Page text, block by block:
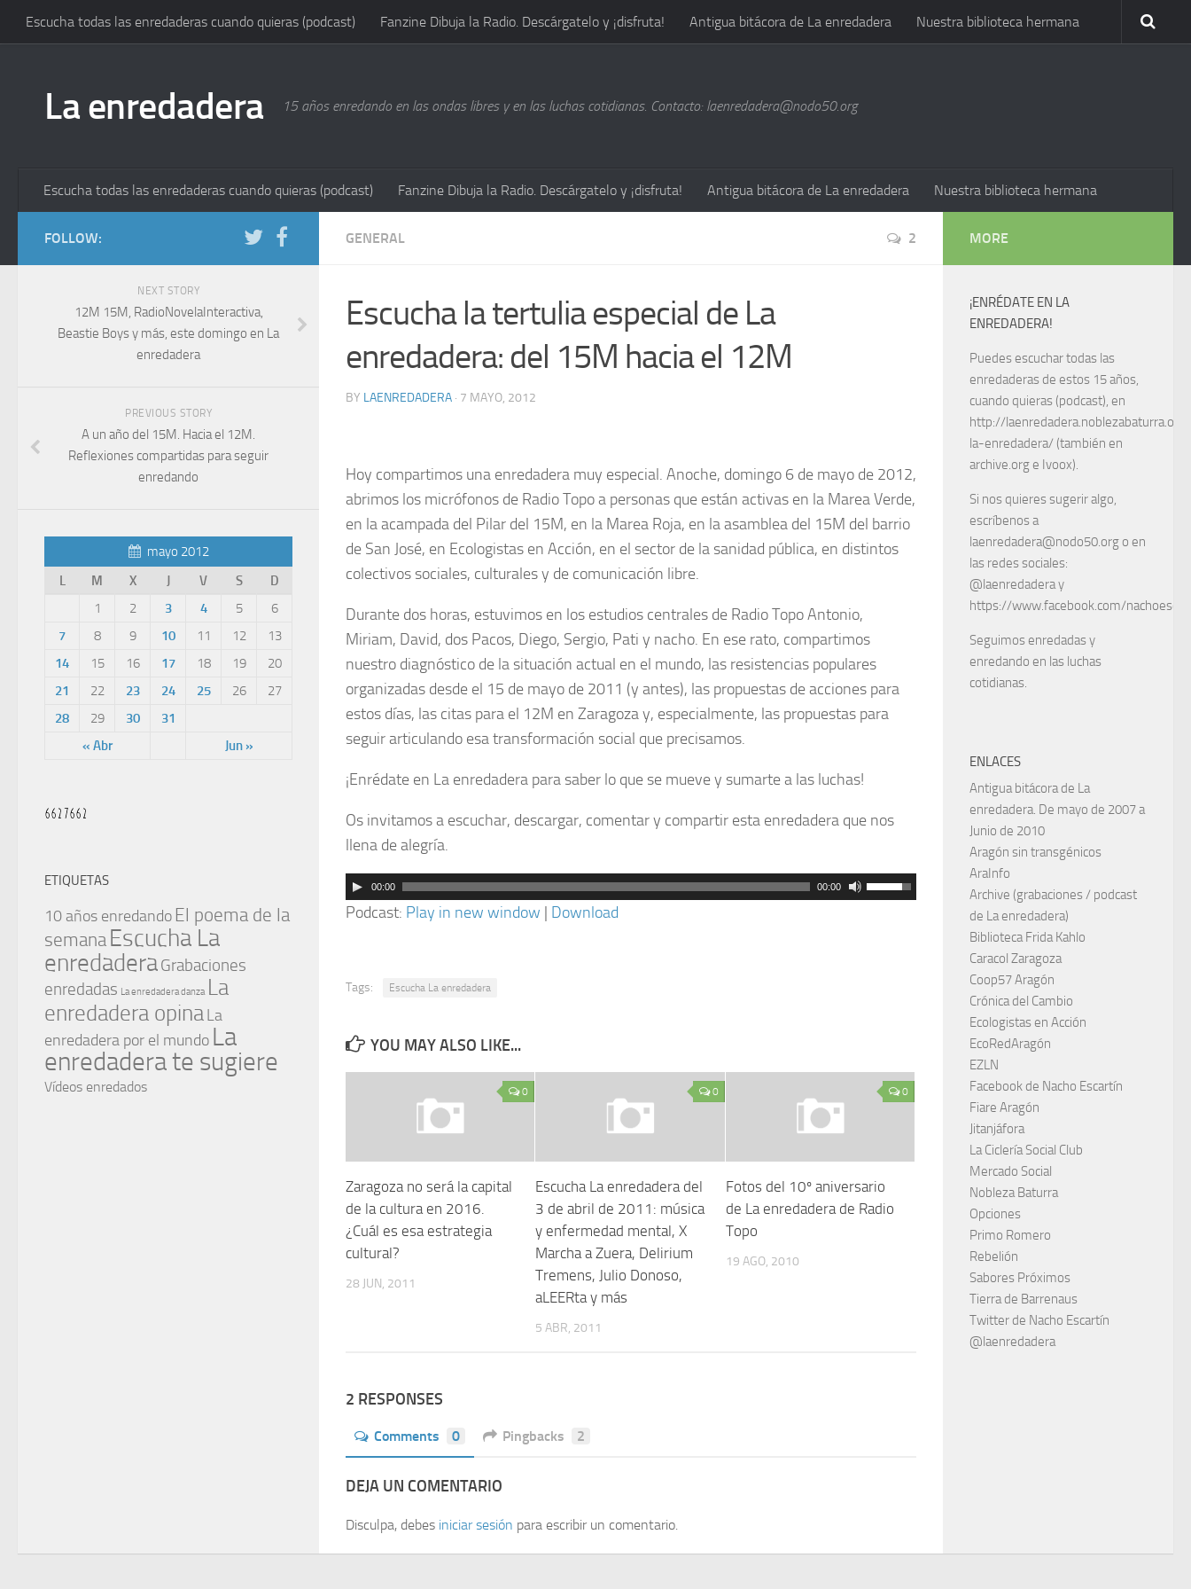
Escucha todas las enredaderas cuando quieras (podcast) Fanzine Dibuja la Radio. Descárgatelo y ¡disfruta! Antigua bitácora de La enredadera Nuestra biblioteca hermana
La enredadera 15 años enredando en las ondas libres y en las luchas cotidianas. Contacto: laenredadera@nodo50.org
Escucha todas las enredaderas cuando quieras (podcast) Fanzine Dibuja la Radio. Descárgatelo y ¡disfruta! Antigua bitácora de La enredadera Nuestra biblioteca hermana
GENERAL 2
Escucha la tertulia especial de La
enredadera: del 15M hacia el 12M
BY LAENREDADERA · 7 MAYO, 2012
Hoy compartimos una enredadera muy especial. Anoche, domingo 6 de mayo de 2012,
abrimos los micrófonos de Radio Topo a personas que están activas en la Marea Verde,
en la acampada del Pilar del 15M, en la Marea Roja, en la asamblea del 15M del barrio
de San José, en Ecologistas en Acción, en el sector de la sanidad pública, en distintos
colectivos sociales, culturales y de comunicación libre.
Durante dos horas, estuvimos en los estudios centrales de Radio Topo Antonio,
Miriam, David, dos Pacos, Diego, Sergio, Pati y nacho. En ese rato, compartimos
nuestro diagnóstico de la situación actual en el mundo, las resistencias populares
organizadas desde el 15 de mayo de 2011 (y antes), las propuestas de acciones para
estos días, las citas para el 12M en Zaragoza y, especialmente, las propuestas para
seguir articulando esa transformación social que precisamos.
¡Enrédate en La enredadera para saber lo que se mueve y sumarte a las luchas!
Os invitamos a escuchar, descargar, comentar y compartir esta enredadera que nos
llena de alegría.
Reproductor
de
00:00 00:00
Utiliza
volumen.
Podcast: Play in new window | Download
Tags: Escucha La enredadera
YOU MAY ALSO LIKE...
0
Zaragoza no será la capital
de la cultura en 2016.
¿Cuál es esa estrategia
cultural?
28 JUN, 2011
0
Escucha La enredadera del
3 de abril de 2011: música
y enfermedad mental, X
Marcha a Zuera, Delirium
Tremens, Julio Donoso,
aLEERta y más
5 ABR, 2011
0
Fotos del 10º aniversario
de La enredadera de Radio
Topo
19 AGO, 2010
2 RESPONSES
Comments 0 Pingbacks 2
DEJA UN COMENTARIO
Disculpa, debes iniciar sesión para escribir un comentario.
FOLLOW:
NEXT STORY
12M 15M, RadioNovelaInteractiva,
Beastie Boys y más, este domingo en La
enredadera
PREVIOUS STORY
A un año del 15M. Hacia el 12M.
Reflexiones compartidas para seguir
enredando
mayo 2012
L
M X J V S D
« Abr Jun »
1 2 3 4 5
6
7
8 9 10 11 12
13
14
15 16 17 18 19
20
21
22 23 24 25 26
27
28
29 30 31
ETIQUETAS
10 años enredando El poema de la
semana Escucha La
enredaderaGrabaciones
enredadas La enredadera danza La
enredadera opina La
enredadera por el mundo La
enredadera te sugiere
Vídeos enredados
MORE
¡ENRÉDATE EN LA
ENREDADERA!
Puedes escuchar todas las
enredaderas de estos 15 años,
cuando quieras (podcast), en
http://
la-enredadera/ (también en
archive.org e Ivoox).
Si nos quieres sugerir algo,
escríbenos a
laenredadera@nodo50.org o en
las redes sociales:
@laenredadera y
https://www.facebook.com/
Seguimos enredadas y
enredando en las luchas
cotidianas.
ENLACES
Antigua bitácora de La
enredadera. De mayo de 2007 a
Junio de 2010
Aragón sin transgénicos
AraInfo
Archive (grabaciones / podcast
de La enredadera)
Biblioteca Frida Kahlo
Caracol Zaragoza
Coop57 Aragón
Crónica del Cambio
Ecologistas en Acción
EcoRedAragón
EZLN
Facebook de Nacho Escartín
Fiare Aragón
Jitanjáfora
La Ciclería Social Club
Mercado Social
Nobleza Baturra
Opciones
Primo Romero
Rebelión
Sabores Próximos
Tierra de Barrenaus
Twitter de Nacho Escartín
@laenredadera